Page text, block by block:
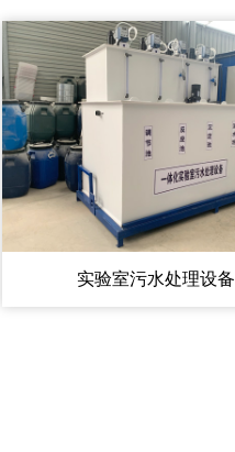
实验室污水处理设备